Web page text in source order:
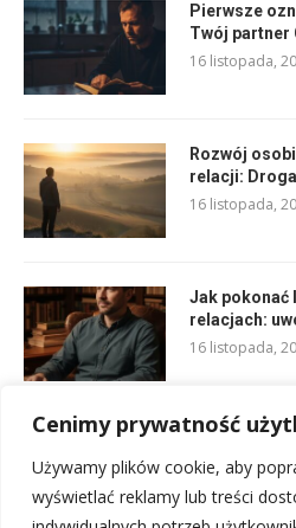
Cenimy prywatność
Używamy plików cookie, aby
wyświetlać reklamy lub treści
Pierwsze
Twój partner
16 listopada,
Rozwój
relacji:
16 listopada,
Jak pokonać
relacjach:
16 listopada,
Jak
konflikcie:
16 listopada,